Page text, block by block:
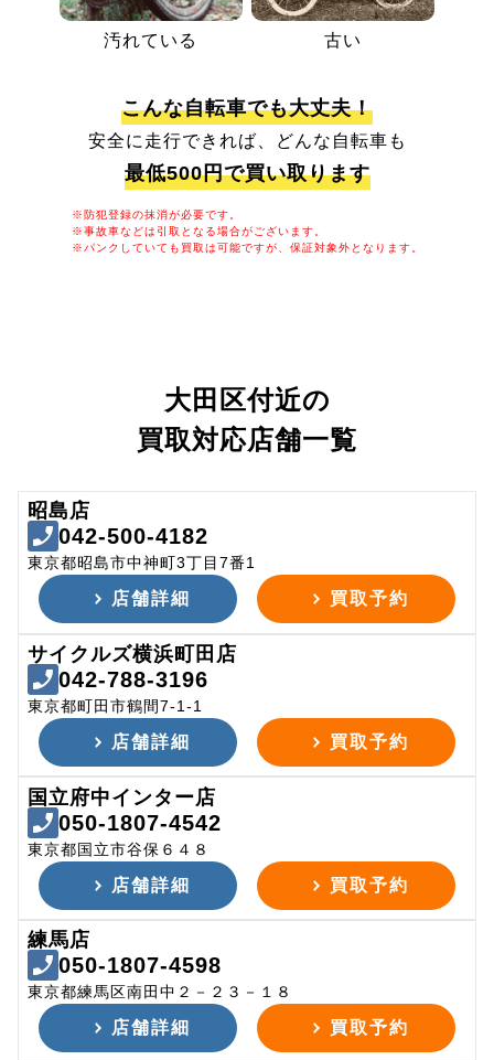
汚れている 古い
こんな自転車でも大丈夫！
安全に走行できれば、どんな自転車も
最低500円で買い取ります
※防犯登録の抹消が必要です。
※事故車などは引取となる場合がございます。
※パンクしていても買取は可能ですが、保証対象外となります。
大田区付近の
買取対応店舗一覧
昭島店
042-500-4182
東京都昭島市中神町3丁目7番1
店舗詳細 買取予約
サイクルズ横浜町田店
042-788-3196
東京都町田市鶴間7-1-1
店舗詳細 買取予約
国立府中インター店
050-1807-4542
東京都国立市谷保６４８
店舗詳細 買取予約
練馬店
050-1807-4598
東京都練馬区南田中２－２３－１８
店舗詳細 買取予約